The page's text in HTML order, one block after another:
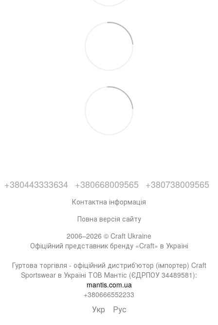
+380443333634 +380668009565 +380738009565
Контактна інформація
Повна версія сайту
2006–2026 © Craft Ukraine
Офіційний представник бренду «Craft» в Україні
Гуртова торгівля - офіційний дистриб'ютор (імпортер) Craft
Sportswear в Україні ТОВ Мантіс (ЄДРПОУ 34489581):
mantis.com.ua
+380666552233
Укр Рус